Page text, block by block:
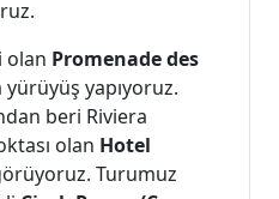
olan Promenade des
yapıyoruz.
beri Riviera
olan Hotel
Turumuz